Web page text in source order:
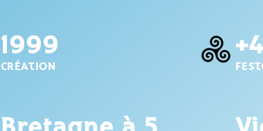
1999
CRÉATION